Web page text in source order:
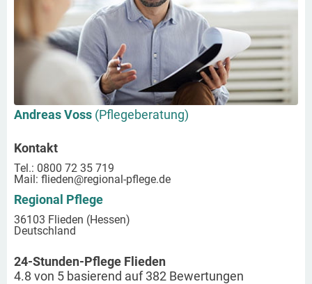
Andreas Voss (Pflegeberatung)
Kontakt
Tel.: 0800 72 35 719
Mail: flieden@regional-pflege.de
Regional Pflege
36103 Flieden (Hessen)
Deutschland
24-Stunden-Pflege Flieden
4.8 von 5 basierend auf382 Bewertungen